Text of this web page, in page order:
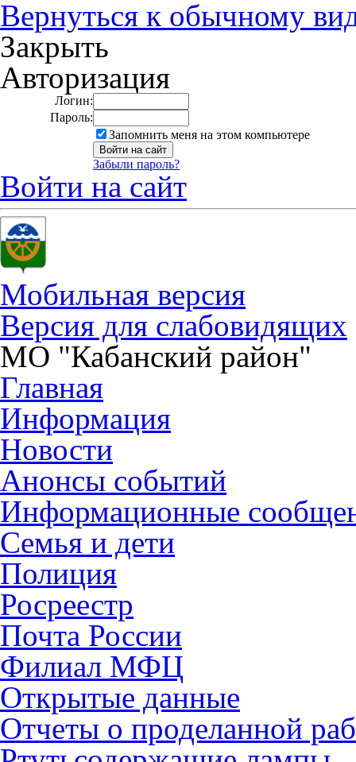
Вернуться к обычному
Закрыть
Авторизация
Логин:
Пароль:
Запомнить меня на этом компьютере
Забыли пароль?
Войти на сайт
Мобильная версия
Версия для слабовидящих
МО "Кабанский район"
Главная
Информация
Новости
Анонсы событий
Информационные
Семья и дети
Полиция
Росреестр
Почта России
Филиал МФЦ
Открытые данные
Отчеты о проделанной